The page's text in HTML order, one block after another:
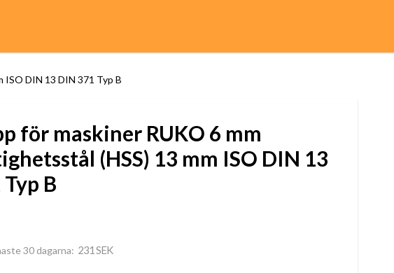
ISO DIN 13 DIN 371 Typ B
för maskiner RUKO 6 mm
(HSS) 13 mm ISO DIN 13
B
30 dagarna 231 SEK